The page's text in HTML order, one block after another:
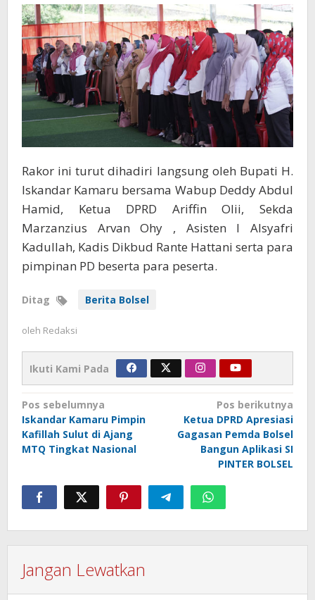
Rakor ini turut dihadiri langsung oleh Bupati H.
Iskandar Kamaru bersama Wabup Deddy Abdul
Hamid, Ketua DPRD Ariffin Olii, Sekda
Marzanzius Arvan Ohy , Asisten I Alsyafri
Kadullah, Kadis Dikbud Rante Hattani serta para
pimpinan PD beserta para peserta.
Ditag Berita Bolsel
oleh Redaksi
Ikuti Kami Pada
Navigasi
pos
Pos sebelumnya
Iskandar Kamaru Pimpin
Kafillah Sulut di Ajang
MTQ Tingkat Nasional
Pos berikutnya
Ketua DPRD Apresiasi
Gagasan Pemda Bolsel
Bangun Aplikasi SI
PINTER BOLSEL
Jangan Lewatkan